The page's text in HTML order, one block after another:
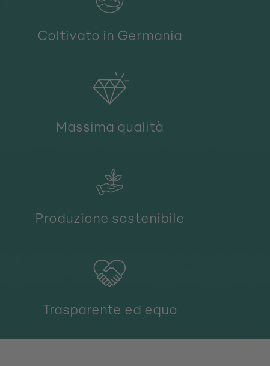
Coltivato in Germania
Massima qualità
Produzione sostenibile
Trasparente ed equo